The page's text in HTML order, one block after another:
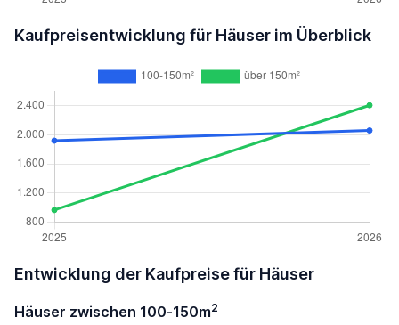
Kaufpreisentwicklung für Häuser im Überblick
Entwicklung der Kaufpreise für Häuser
Häuser zwischen 100-150m2